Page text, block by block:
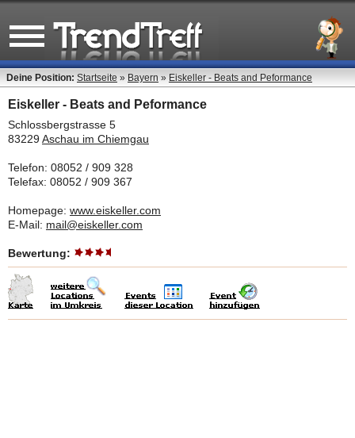
Deine Position: Startseite » Bayern » Eiskeller - Beats and Peformance
Eiskeller - Beats and Peformance
Schlossbergstrasse 5
83229Aschau im Chiemgau
Telefon: 08052 / 909 328
Telefax: 08052 / 909 367
Homepage: www.eiskeller.com
E-Mail: mail@eiskeller.com
Bewertung: